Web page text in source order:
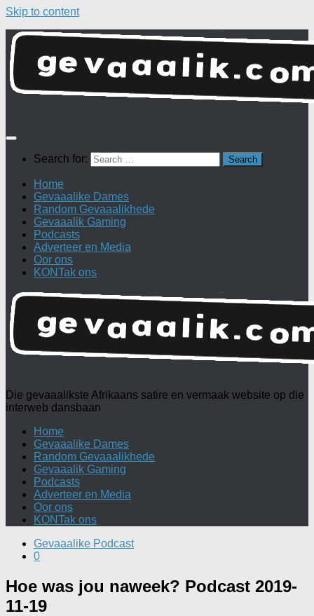
Skip to content
Search for:
Home
Gevaaalike Dames
Random Gevaaalikhede
Gevaaalik Gaming
Podcasts
Adverteer en Media
Oor ons
KONTak ons
Die gevaaalikste Afrikaans satire en vermaak website op die
interweb dansbaan
Home
Gevaaalike Dames
Random Gevaaalikhede
Gevaaalik Gaming
Podcasts
Adverteer en Media
Oor ons
KONTak ons
Gevaaalike Podcast
0
Hoe was jou naweek? Podcast 2019-
11-19